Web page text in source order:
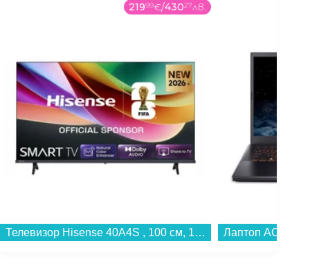
21999€/43027лв.
Телевизор Hisense 40A4S , 100 см, 1920x1080 FULL HD , 40 inch, LED , Smart TV , VIDAA...